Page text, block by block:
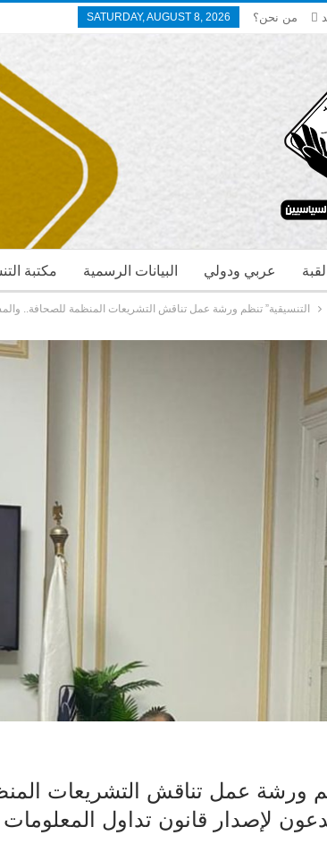
SATURDAY, AUGUST 8, 2026 من نحن؟
مكتبة البيانات الرسمية عربي ودولي
التنسيقية” تنظم ورشة عمل تناقش التشريعات المنظمة للصحافة..
ورشة عمل تناقش التشريعات
لإصدار قانون تداول المعلومات